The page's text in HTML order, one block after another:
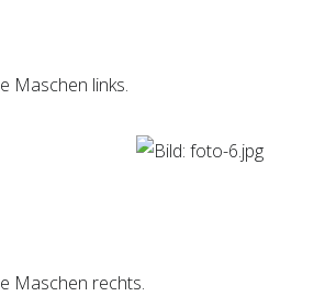
Maschen links.
Maschen rechts.